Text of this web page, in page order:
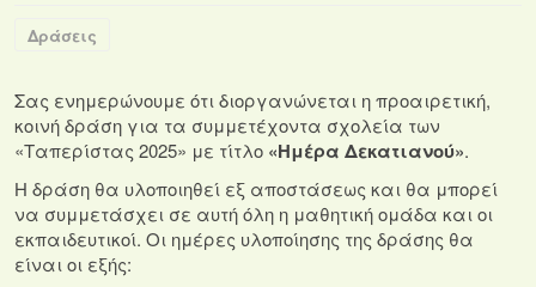
Δράσεις
Σας ενημερώνουμε ότι διοργανώνεται η προαιρετική,
κοινή δράση για τα συμμετέχοντα σχολεία των
«Ταπερίστας 2025» με τίτλο «Ημέρα Δεκατιανού».
Η δράση θα υλοποιηθεί εξ αποστάσεως και θα μπορεί
να συμμετάσχει σε αυτή όλη η μαθητική ομάδα και οι
εκπαιδευτικοί. Οι ημέρες υλοποίησης της δράσης θα
είναι οι εξής: